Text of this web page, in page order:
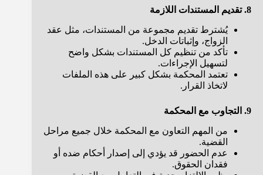
8. تقديم المستندات اللازمة
يُشترط تقديم مجموعة من المستندات، مثل عقد
الزواج، وإثباتات الدخل.
تأكد من تنظيم كل المستندات بشكل واضح
لتسهيل الإجراءات.
تعتمد المحكمة بشكل كبير على هذه الملفات
لاتخاذ القرار.
9. التجاوب مع المحكمة
من المهم التعاون مع المحكمة خلال جميع مراحل
القضية.
عدم الحضور قد يؤدي إلى إصدار أحكام ضده أو
فقدان الحقوق.